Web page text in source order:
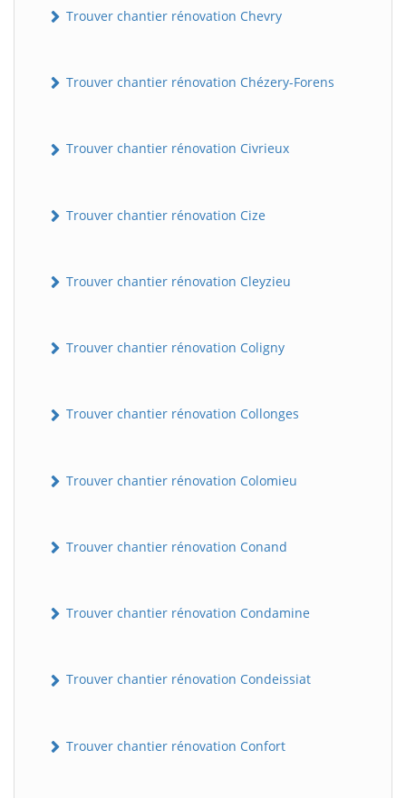
Trouver chantier rénovation Chevry
Trouver chantier rénovation Chézery-Forens
Trouver chantier rénovation Civrieux
Trouver chantier rénovation Cize
Trouver chantier rénovation Cleyzieu
Trouver chantier rénovation Coligny
Trouver chantier rénovation Collonges
Trouver chantier rénovation Colomieu
Trouver chantier rénovation Conand
Trouver chantier rénovation Condamine
Trouver chantier rénovation Condeissiat
Trouver chantier rénovation Confort
B BatiWebPro